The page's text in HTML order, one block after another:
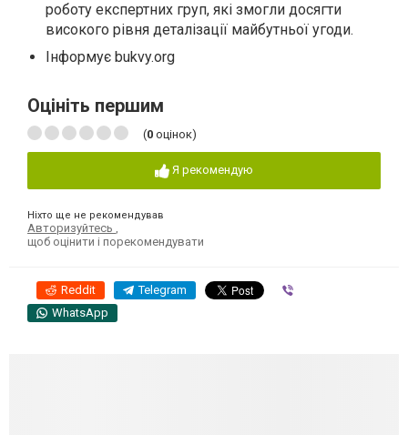
роботу експертних груп, які змогли досягти
високого рівня деталізації майбутньої угоди.
Інформує bukvy.org
Оцініть першим
(0 оцінок)
Я рекомендую
Ніхто ще не рекомендував
Авторизуйтесь ,
щоб оцінити і порекомендувати
Reddit Telegram
WhatsApp